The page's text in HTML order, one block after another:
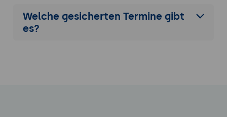
Welche gesicherten Termine gibt
es?